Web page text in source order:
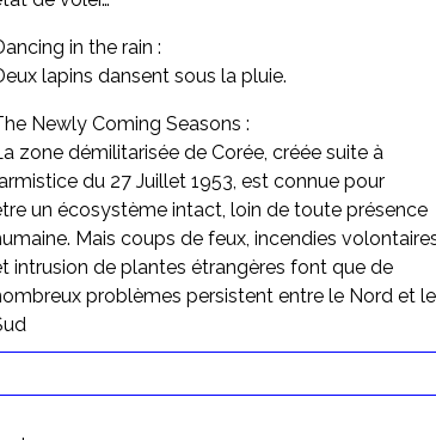
in the rain :
lapins dansent sous la pluie.
Newly Coming Seasons :
zone démilitarisée de Corée, créée suite à
du 27 Juillet 1953, est connue pour
un écosystème intact, loin de toute présence
Mais coups de feux, incendies
intrusion de plantes étrangères font que de
problèmes persistent entre le Nord et le